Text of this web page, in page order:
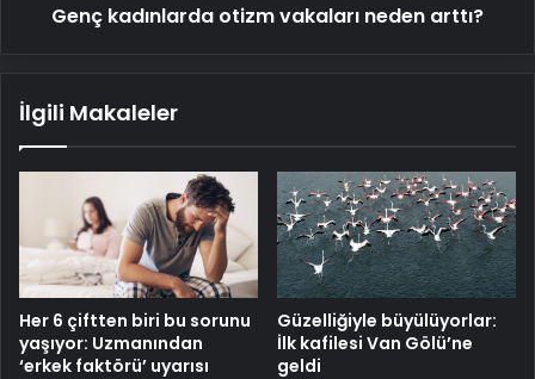
Genç kadınlarda otizm vakaları neden arttı?
İlgili Makaleler
Her 6 çiftten biri bu sorunu
yaşıyor: Uzmanından
‘erkek faktörü’ uyarısı
Güzelliğiyle büyülüyorlar:
İlk kafilesi Van Gölü’ne
geldi